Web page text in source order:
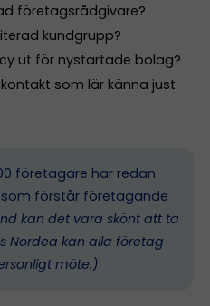
företagsrådgivare?
kundgrupp?
ut för nystartade bolag?
som lär känna just
företagare har redan
som förstår företagande
kan det vara skönt att ta
Nordea kan alla företag
möte.)